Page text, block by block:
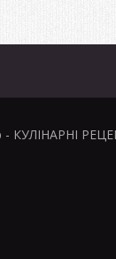
- КУЛІНАРНІ